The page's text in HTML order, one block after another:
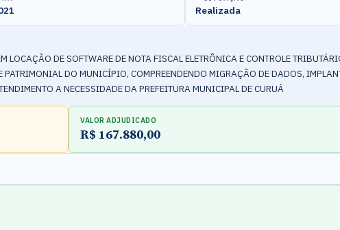
Realizada
LOCAÇÃO DE SOFTWARE DE NOTA FISCAL ELETRÔNICA E CONTROLE
DO MUNICÍPIO, COMPREENDENDO MIGRAÇÃO DE DADOS,
A NECESSIDADE DA PREFEITURA MUNICIPAL DE CURUÁ
VALOR ADJUDICADO
R$ 167.880,00